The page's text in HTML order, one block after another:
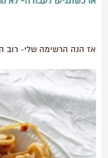
אז הנה הרשימה שלי- רוב